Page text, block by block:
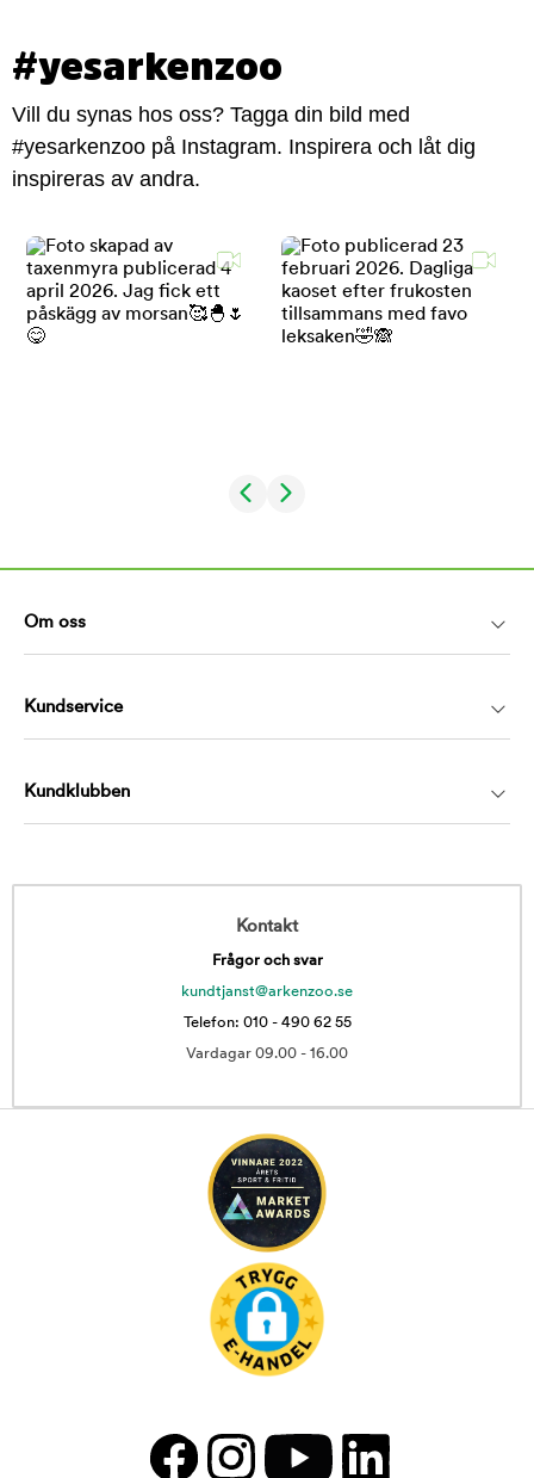
#yesarkenzoo
Vill du synas hos oss? Tagga din bild med
#yesarkenzoo på Instagram. Inspirera och låt dig
inspireras av andra.
Om oss
Kundservice
Kundklubben
Kontakt
Frågor och svar
kundtjanst@arkenzoo.se
Telefon: 010 - 490 62 55
Vardagar 09.00 - 16.00